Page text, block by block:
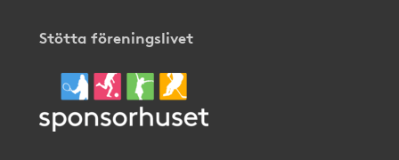
Stötta föreningslivet